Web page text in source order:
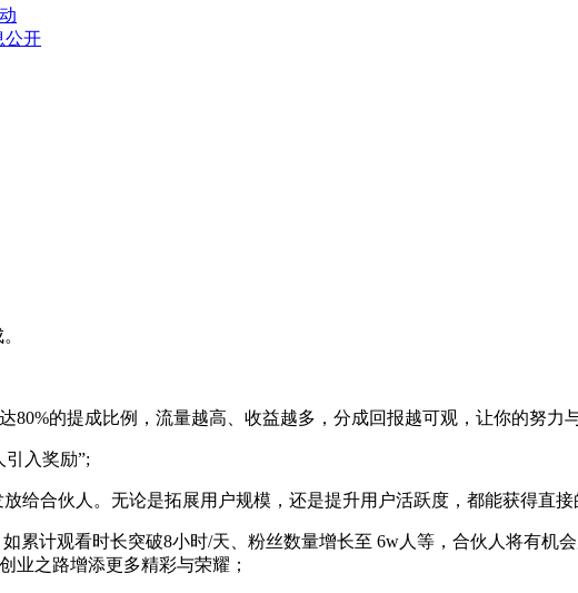
公开
的提成比例，流量越高、收益越多，分成回报越可观，让你的努力
入奖励”;
给合伙人。无论是拓展用户规模，还是提升用户活跃度，都能获得直接
累计观看时长突破8小时/天、粉丝数量增长至 6w人等，合伙人将有机
业之路增添更多精彩与荣耀；